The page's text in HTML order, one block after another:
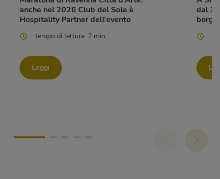
anche nel 2026 Club del Sole è
Hospitality Partner dell'evento
tempo di lettura: 2 min
Leggi
dal 3